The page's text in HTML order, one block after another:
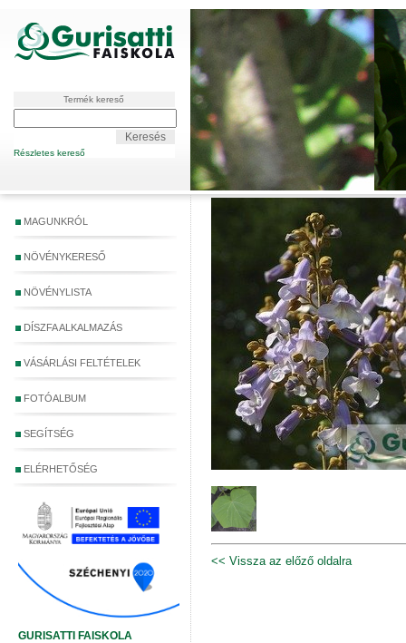
Termék kereső
Részletes kereső
MAGUNKRÓL
NÖVÉNYKERESŐ
NÖVÉNYLISTA
DÍSZFA ALKALMAZÁS
VÁSÁRLÁSI FELTÉTELEK
FOTÓALBUM
SEGÍTSÉG
ELÉRHETŐSÉG
GURISATTI FAISKOLA
<< Vissza az előző oldalra